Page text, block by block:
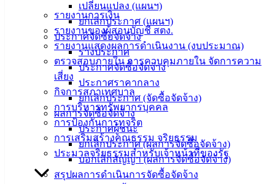
เปลี่ยนแปลง (แผนฯ)
ยกเลิกประกาศ (แผนฯ)
ประกาศจัดซื้อจัดจ้าง
ร่างประกาศ
ประกาศจัดซื้อจัดจ้าง
ประกาศราคากลาง
ยกเลิกประกาศ (จัดซื้อจัดจ้าง)
ผลการจัดซื้อจัดจ้าง
ประกาศผู้ชนะ
ยกเลิกประกาศ (ผลการจัดซื้อจัดจ้าง)
บอกเลิกสัญญา (ผลการจัดซื้อจัดจ้าง)
สรุปผลการดำเนินการจัดซื้อจัดจ้าง
รายงานการเงิน
รายงานของผู้สอบบัญชี สตง.
รายงานแสดงผลการดำเนินงาน (งบประมาณ)
ตรวจสอบภายใน การควบคุมภายใน จัดการความ
เสี่ยง
กิจการสภาเทศบาล
การบริหารทรัพยากรบุคคล
การป้องกันการทุจริต
การเสริมสร้างคุณธรรม จริยธรรม
ประมวลจริยธรรมสำหรับเจ้าหน้าที่ของรัฐ
ข่าวสาร
น่ารู้
ศุนย์
ข้อมูล
ข่าวสาร
อิเล็กทรอนิกส์
องค์
ความรู้
(Knowledge
Management)
ติดต่อ